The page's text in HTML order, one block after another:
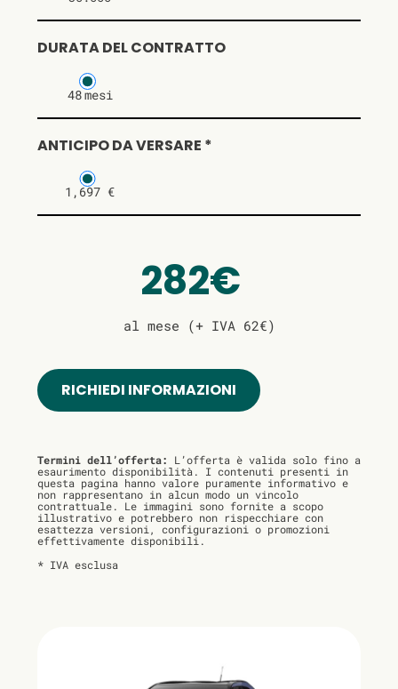
DURATA DEL CONTRATTO
48mesi
ANTICIPO DA VERSARE *
1,697 €
282€
al mese (+ IVA 62€)
RICHIEDI INFORMAZIONI
Termini dell’offerta:
L’offerta è valida solo fino a
esaurimento disponibilità. I contenuti presenti in
questa pagina hanno valore puramente informativo e
non rappresentano in alcun modo un vincolo
contrattuale. Le immagini sono fornite a scopo
illustrativo e potrebbero non rispecchiare con
esattezza versioni, configurazioni o promozioni
effettivamente disponibili.
* IVA esclusa